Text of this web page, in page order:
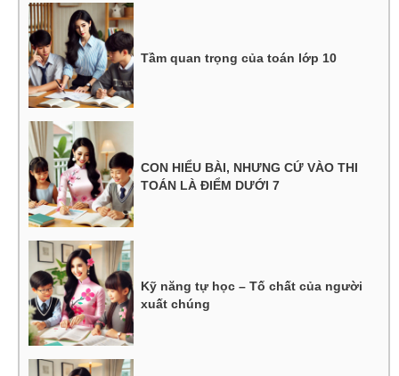
Tầm quan trọng của toán lớp 10
CON HIỂU BÀI, NHƯNG CỨ VÀO THI
TOÁN LÀ ĐIỂM DƯỚI 7
Kỹ năng tự học – Tố chất của người
xuất chúng